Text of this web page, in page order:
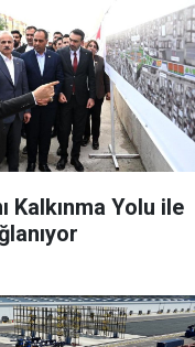
Kalkınma Yolu ile